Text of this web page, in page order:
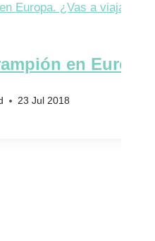
en
23 Jul 2018